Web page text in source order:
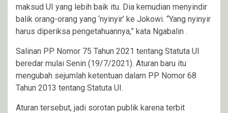
maksud UI yang lebih baik itu. Dia kemudian menyindir
balik orang-orang yang ‘nyinyir’ ke Jokowi. “Yang nyinyir
harus diperiksa pengetahuannya,” kata Ngabalin .
Salinan PP Nomor 75 Tahun 2021 tentang Statuta UI
beredar mulai Senin (19/7/2021). Aturan baru itu
mengubah sejumlah ketentuan dalam PP Nomor 68
Tahun 2013 tentang Statuta UI.
Aturan tersebut, jadi sorotan publik karena terbit